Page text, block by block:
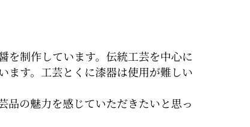
を制作しています。伝統工芸を中心に
ます。工芸とくに漆器は使用が難しい
品の魅力を感じていただきたいと思っ